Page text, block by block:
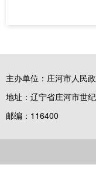
主办单位：庄河市人民
地址：辽宁省庄河市世
邮编：116400